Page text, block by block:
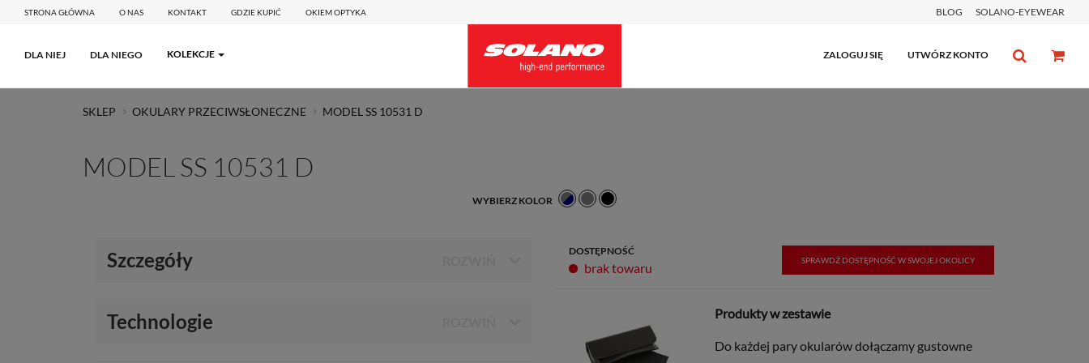
STRONA GŁÓWNA O NAS KONTAKT GDZIE KUPIĆ OKIEM OPTYKA BLOG SOLANO-EYEWEAR
DLA NIEJ DLA NIEGO KOLEKCJE ZALOGUJ SIĘ UTWÓRZ KONTO
SKLEP OKULARY PRZECIWSŁONECZNE MODEL SS 10531 D
MODEL SS 10531 D
WYBIERZ KOLOR
Szczegóły
Technologie
DOSTĘPNOŚĆ
brak towaru SPRAWDŹ DOSTĘPNOŚĆ W SWOJEJ OKOLICY
Produkty w zestawie
Do każdej pary okularów dołączamy gustowne